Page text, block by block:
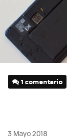
1 comentario
3 Mayo 2018